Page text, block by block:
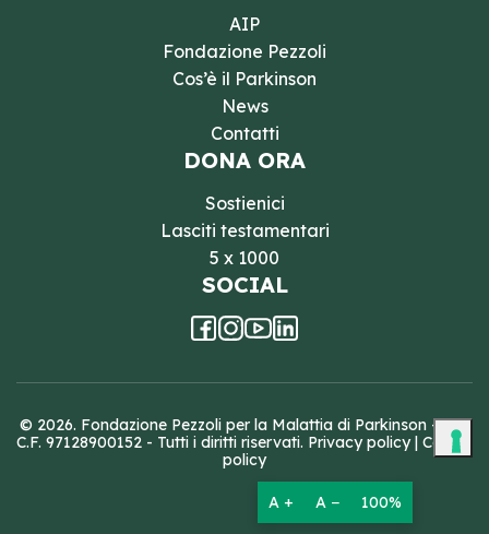
AIP
Fondazione Pezzoli
Cos’è il Parkinson
News
Contatti
DONA ORA
Sostienici
Lasciti testamentari
5 x 1000
SOCIAL
© 2026. Fondazione Pezzoli per la Malattia di Parkinson - ETS
C.F. 97128900152 - Tutti i diritti riservati. Privacy policy| Cookie
policy
A + A − 100%